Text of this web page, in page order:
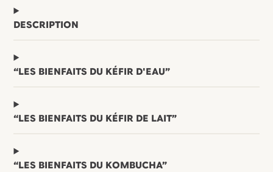
DESCRIPTION
“LES BIENFAITS DU KÉFIR D'EAU”
“LES BIENFAITS DU KÉFIR DE LAIT”
“LES BIENFAITS DU KOMBUCHA”